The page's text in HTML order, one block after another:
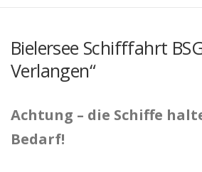
ERLEBNISSE & ATTRAKTIONEN
ESSEN/TRINKEN/SCHLAFEN
Bielersee Schifffahrt
Verlangen“
Achtung – die Schiffe
Bedarf!